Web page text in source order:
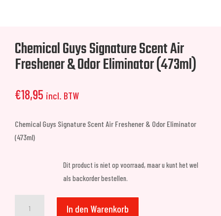
Chemical Guys Signature Scent Air
Freshener & Odor Eliminator (473ml)
€18,95 incl. BTW
Chemical Guys Signature Scent Air Freshener & Odor Eliminator
(473ml)
Dit product is niet op voorraad, maar u kunt het wel
als backorder bestellen.
In den Warenkorb